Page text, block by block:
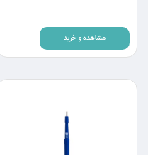
مشاهده و خرید